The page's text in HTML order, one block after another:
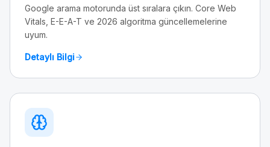
Google arama motorunda üst sıralara çıkın. Core Web
Vitals, E-E-A-T ve 2026 algoritma güncellemelerine
uyum.
Detaylı Bilgi